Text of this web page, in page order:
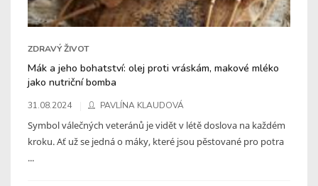
ZDRAVÝ ŽIVOT
Mák a jeho bohatství: olej proti vráskám, makové mléko
jako nutriční bomba
31.08.2024 PAVLÍNA KLAUDOVÁ
Symbol válečných veteránů je vidět v létě doslova na každém
kroku. Ať už se jedná o máky, které jsou pěstované pro potra
...